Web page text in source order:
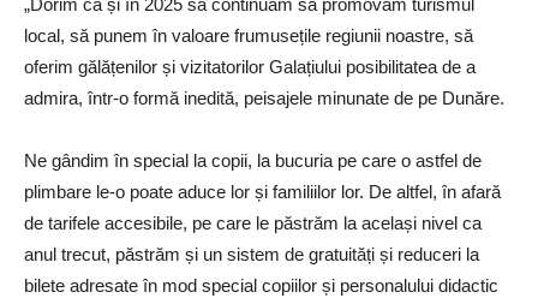
„Dorim ca și în 2025 să continuăm să promovăm turismul
local, să punem în valoare frumusețile regiunii noastre, să
oferim gălățenilor și vizitatorilor Galațiului posibilitatea de a
admira, într-o formă inedită, peisajele minunate de pe Dunăre.
Ne gândim în special la copii, la bucuria pe care o astfel de
plimbare le-o poate aduce lor și familiilor lor. De altfel, în afară
de tarifele accesibile, pe care le păstrăm la același nivel ca
anul trecut, păstrăm și un sistem de gratuități și reduceri la
bilete adresate în mod special copiilor și personalului didactic